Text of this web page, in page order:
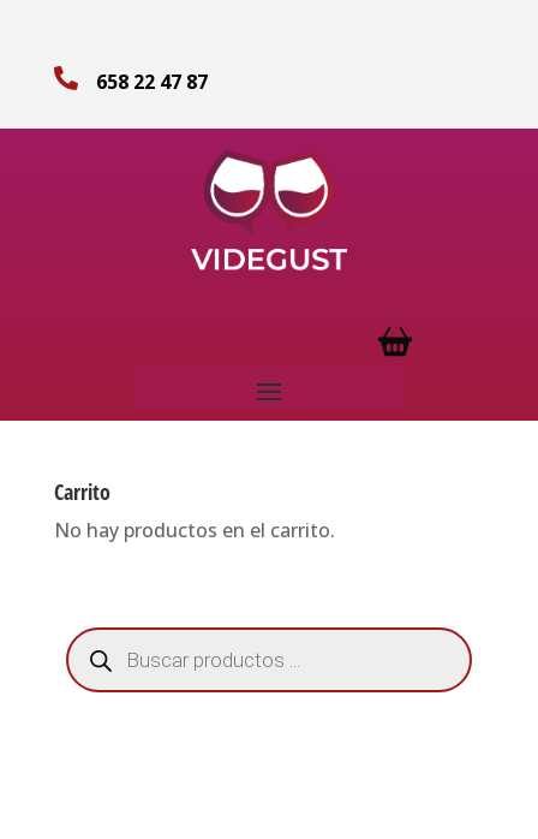
 658 22 47 87
Carrito
No hay productos en el carrito.
Búsqueda
de
productos